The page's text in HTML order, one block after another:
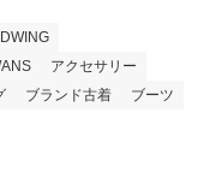
アクセサリー
ブランド古着
ブーツ